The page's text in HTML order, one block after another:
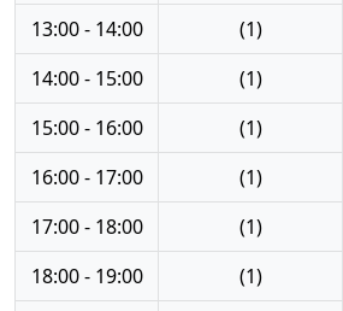
13:00 - 14:00
(1)
14:00 - 15:00
(1)
15:00 - 16:00
(1)
16:00 - 17:00
(1)
17:00 - 18:00
(1)
18:00 - 19:00
(1)